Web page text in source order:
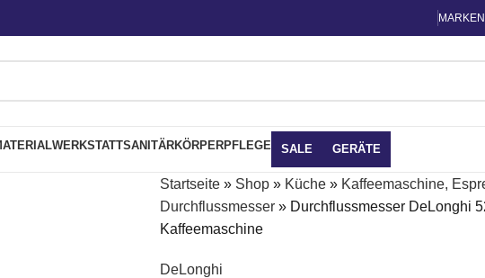
MARKEN
WERKSTATTSANITÄRKÖRPERPFLEGE SALE GERÄTE
Startseite» Shop» Küche» Kaffeemaschine,
Durchflussmesser» Durchflussmesser DeLonghi
Kaffeemaschine
DeLonghi